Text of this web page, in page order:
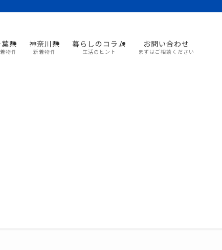
県
物件
神奈川県
新着物件
暮らしのコラム
生活のヒント
お問い合わせ
まずはご相談ください